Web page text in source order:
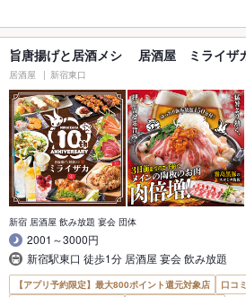
旨唐揚げと居酒メシ 居酒屋 ミライザ
居酒屋 新宿東口
新宿 居酒屋 飲み放題 宴会 団体
2001～3000円
新宿駅東口 徒歩1分 居酒屋 宴会 飲み放題
【アプリ予約限定】最大800ポイント還元対象店
口コ